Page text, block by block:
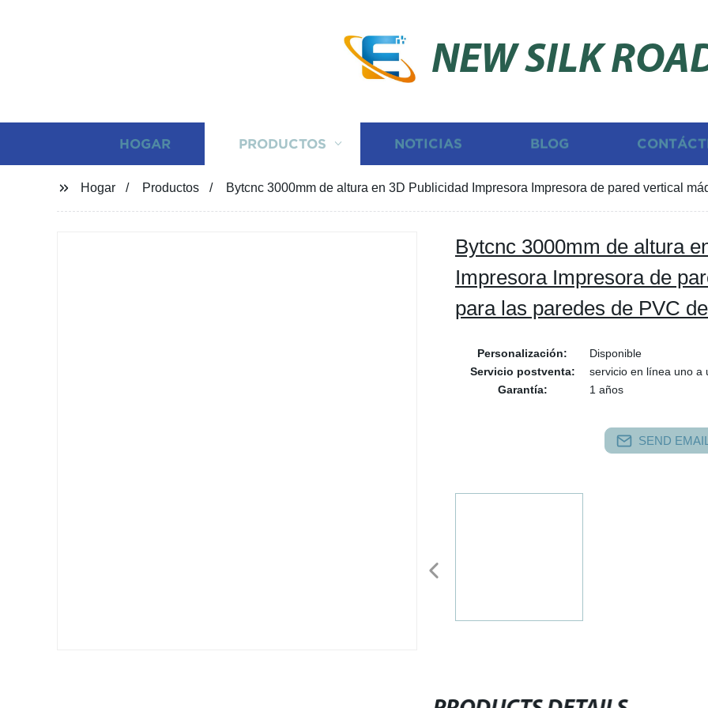
NEW SILK
HOGAR PRODUCTOS NOTICIAS BLOG
Hogar Productos Bytcnc 3000mm de altura en 3D Publicidad Impresora Impresora de pared vertical
Bytcnc 3000mm de altura
Impresora Impresora de
para las paredes de PVC
Personalización:
Disponible
Servicio postventa:
servicio en línea uno a
Garantía:
1 años
SEND